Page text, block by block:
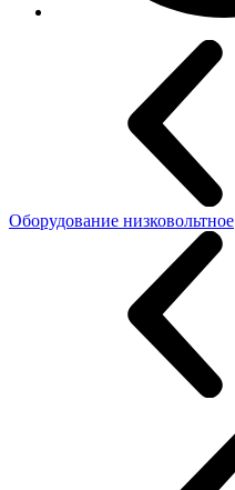
Оборудование низковольтное